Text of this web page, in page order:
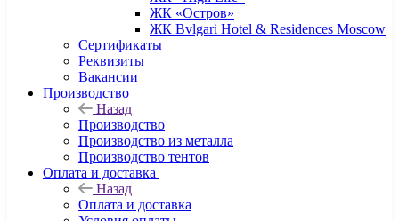
ЖК «Остров»
ЖК Bvlgari Hotel & Residences Moscow
Сертификаты
Реквизиты
Вакансии
Производство
Назад
Производство
Производство из металла
Производство тентов
Оплата и доставка
Назад
Оплата и доставка